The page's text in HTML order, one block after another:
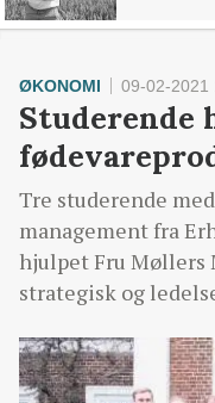
ØKONOMI 09-02-2021
Studerende
Tre studerende
management fra
hjulpet Fru Møllers
strategisk og